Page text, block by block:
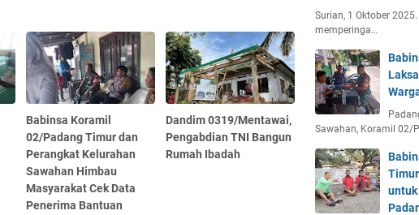
Babinsa Koramil
02/Padang Timur dan
Perangkat Kelurahan
Sawahan Himbau
Masyarakat Cek Data
Penerima Bantuan
Dandim 0319/Mentawai,
Pengabdian TNI Bangun
Rumah Ibadah
Surian, 1 Oktober
memperinga…
Sawahan, Koramil 02/
untuk